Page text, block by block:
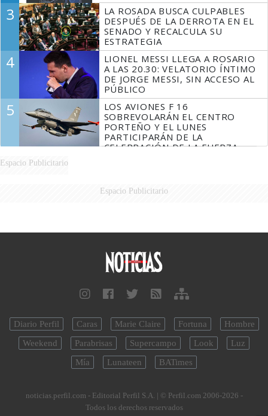
3
LA ROSADA BUSCA CULPABLES
DESPUÉS DE LA DERROTA EN EL
SENADO Y RECALCULA SU
ESTRATEGIA
4
LIONEL MESSI LLEGA A ROSARIO
A LAS 20.30: VELATORIO ÍNTIMO
DE JORGE MESSI, SIN ACCESO AL
PÚBLICO
5
LOS AVIONES F 16
SOBREVOLARÁN EL CENTRO
PORTEÑO Y EL LUNES
PARTICIPARÁN DE LA
CELEBRACIÓN DE LA FUERZA
Espacio Publicitario
Espacio Publicitario
Diario Perfil Caras Marie Claire Fortuna
Hombre
Weekend
Parabrisas Supercampo Look
Luz
Mía
Lunateen BATimes
noticias.perfil.com - Editorial Perfil S.A. | © Perfil.com 2006-2026 -
Todos los derechos reservados